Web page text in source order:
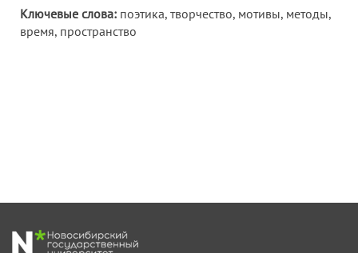
Ключевые слова: поэтика, творчество, мотивы, методы,
время, пространство